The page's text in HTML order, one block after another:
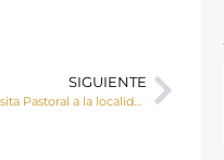
SIGUIENTE
Monseñor Yanguas realiza una Visita Pastoral a la localidad de Moya